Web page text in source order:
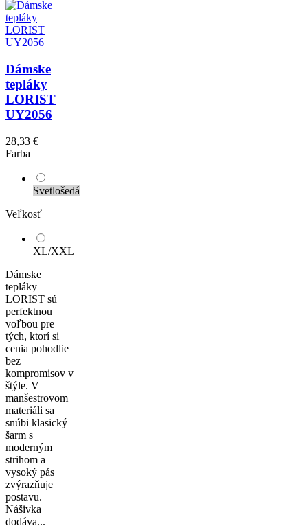
Dámske
tepláky
LORIST
UY2056
28,33 €
Farba
Svetlošedá
Veľkosť
XL/XXL
Dámske
tepláky
LORIST sú
perfektnou
voľbou pre
tých, ktorí si
cenia pohodlie
bez
kompromisov v
štýle. V
manšestrovom
materiáli sa
snúbi klasický
šarm s
moderným
strihom a
vysoký pás
zvýrazňuje
postavu.
Nášivka
dodáva...